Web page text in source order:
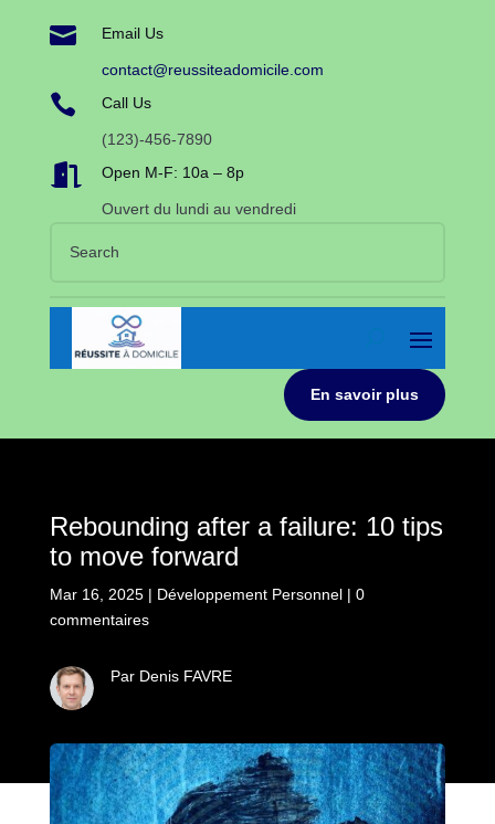
 Email Us
contact@reussiteadomicile.com
 Call Us
(123)-456-7890
 Open M-F: 10a – 8p
Ouvert du lundi au vendredi
En savoir plus
Rebounding after a failure: 10 tips
to move forward
Mar 16, 2025| Développement Personnel| 0
commentaires
Par Denis FAVRE